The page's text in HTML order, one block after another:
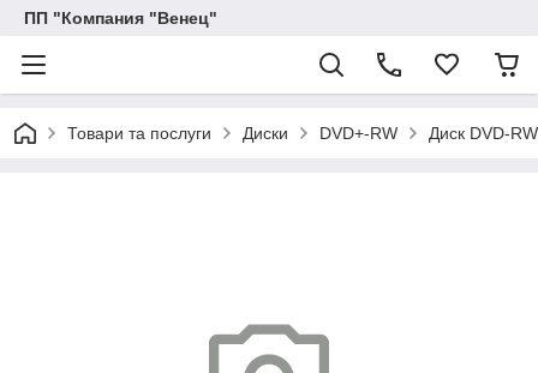
ПП "Компания "Венец"
Товари та послуги Диски DVD+-RW Диск DVD-